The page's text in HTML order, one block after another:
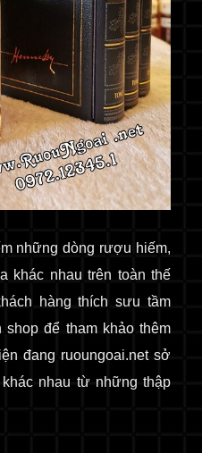
những dòng rượu hiếm,
khác nhau trên toàn thế
hàng thích sưu tầm
để tham khảo thêm
đang ruoungoai.net sở
nhau từ những thập